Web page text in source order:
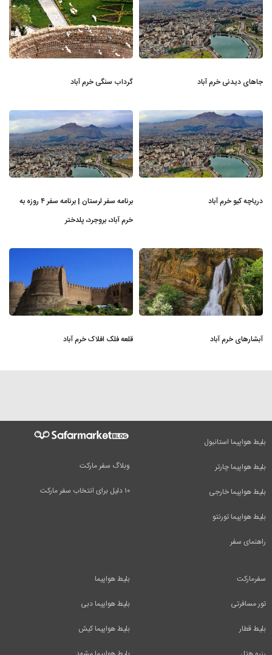
جاهای دیدنی خرم آباد گرداب سنگی خرم آباد
دریاچه کیو خرم آباد
برنامه سفر لرستان | برنامه سفر ۴ روزه به
خرم آباد، بروجرد، پلدختر
آبشارهای خرم آباد قلعه فلک افلاک خرم آباد
وبلاگ سفر مارکت
۱۰ دلیل برای انتخاب سفر مارکت
بلیط هواپیما استانبول
بلیط هواپیما چارتر
بلیط هواپیما خارجی
بلیط هواپیما تورنتو
راهنمای سفر
بلیط هواپیما
بلیط هواپیما دبی
بلیط هواپیما کیش
سفرمارکت
تور مسافرتی
بلیط قطار